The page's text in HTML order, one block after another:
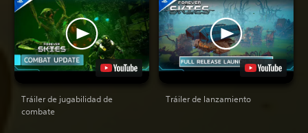
Tráiler de jugabilidad de
combate
Tráiler de lanzamiento